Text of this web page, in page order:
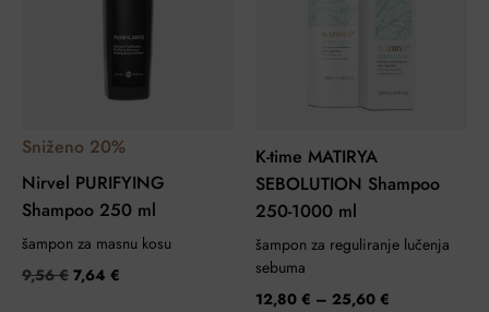
Sniženo 20%
Nirvel PURIFYING
Shampoo 250 ml
šampon za masnu kosu
9,56€ 7,64 €
K-time MATIRYA
SEBOLUTION Shampoo
250-1000 ml
šampon za reguliranje lučenja
sebuma
12,80 € – 25,60 €